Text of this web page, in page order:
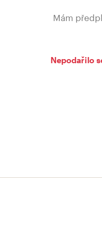
Mám
Nepodařilo